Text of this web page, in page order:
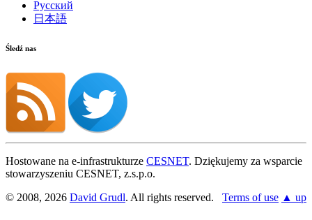
Русский
日本語
Śledź nas
Hostowane na e-infrastrukturze CESNET. Dziękujemy za wsparcie
stowarzyszeniu CESNET, z.s.p.o.
© 2008, 2026 David Grudl. All rights reserved. Terms of use ▲ up